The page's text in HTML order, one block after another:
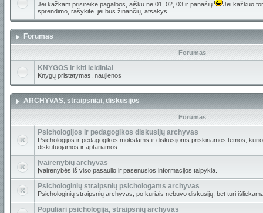
Jei kažkam prisireikė pagalbos, aišku ne 01, 02, 03 ir panašių
Jei kažkuo
sprendimo, rašykite, jei bus žinančių, atsakys.
Forumas
Forumas
KNYGOS ir kiti leidiniai
Knygų pristatymas, naujienos
ARCHYVAS, straipsniai, diskusijos
Forumas
Psichologijos ir pedagogikos diskusijų archyvas
Psichologijos ir pedagogikos mokslams ir diskusijoms priskiriamos temos,
diskutuojamos ir aptariamos.
Įvairenybių archyvas
Įvairenybės iš viso pasaulio ir pasenusios informacijos talpykla.
Psichologinių straipsnių psichologams archyvas
Psichologinių straipsnių archyvas, po kuriais nebuvo diskusijų, bet turi
Populiari psichologija, straipsnių archyvas